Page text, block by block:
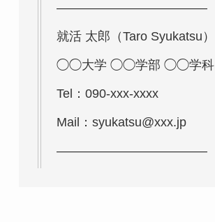
————————————
就活 太郎（Taro Syukatsu）
◯◯大学 ◯◯学部 ◯◯学科
Tel：090-xxx-xxxx
Mail：syukatsu@xxx.jp
————————————